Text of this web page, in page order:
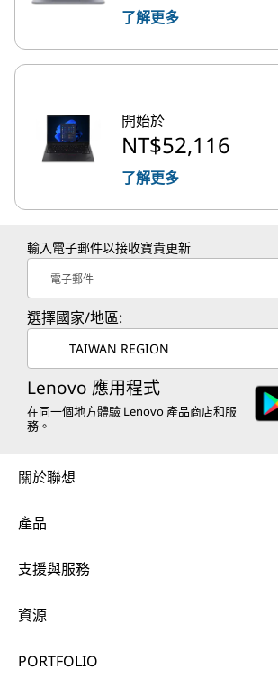
了解更多
開始於
NT$52,116
了解更多
輸入電子郵件以接收寶貴更新
電子郵件
選擇國家/地區:
TAIWAN REGION
Lenovo 應用程式
在同一個地方體驗 Lenovo 產品商店和服
務。
關於聯想
產品
支援與服務
資源
PORTFOLIO